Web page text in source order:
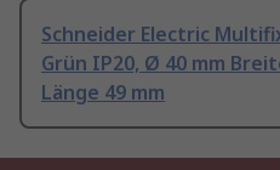
Schneider Electric
Grün IP20, Ø 40 mm
Länge 49 mm